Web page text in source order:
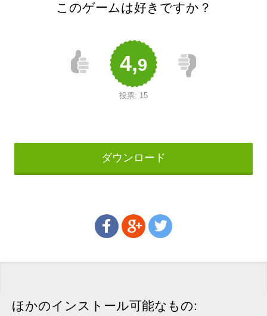
このゲームは好きですか？
4,9
投票: 15
ダウンロード
ほかのインストール可能なもの: